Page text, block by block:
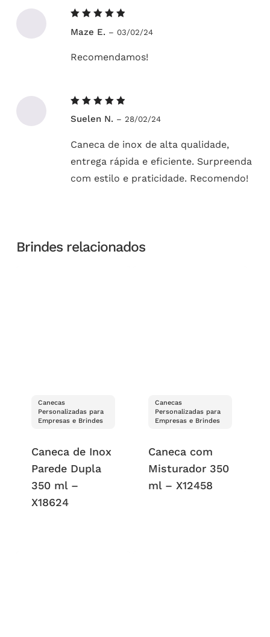
5de 5
Maze E. – 03/02/24
Recomendamos!
5de 5
Suelen N. – 28/02/24
Caneca de inox de alta qualidade,
entrega rápida e eficiente. Surpreenda
com estilo e praticidade. Recomendo!
Brindes relacionados
Canecas
Personalizadas para
Empresas e Brindes
Caneca de Inox
Parede Dupla
350 ml –
X18624
Canecas
Personalizadas para
Empresas e Brindes
Caneca com
Misturador 350
ml – X12458